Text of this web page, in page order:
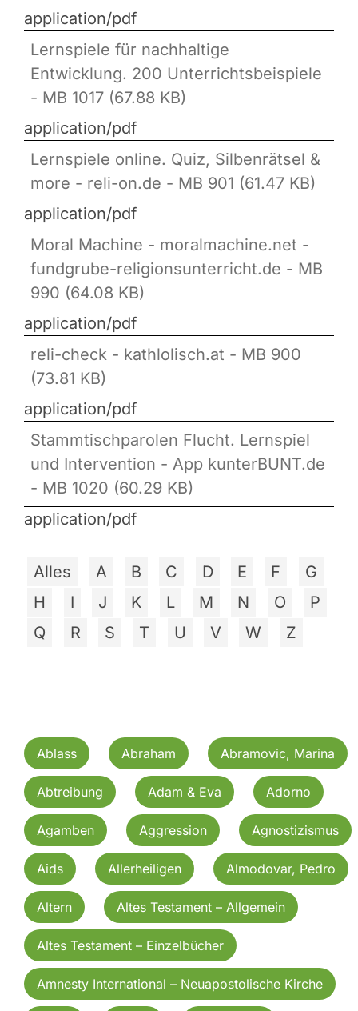
application/pdf
Lernspiele für nachhaltige
Entwicklung. 200 Unterrichtsbeispiele
- MB 1017 (67.88 KB)
application/pdf
Lernspiele online. Quiz, Silbenrätsel &
more - reli-on.de - MB 901 (61.47 KB)
application/pdf
Moral Machine - moralmachine.net -
fundgrube-religionsunterricht.de - MB
990 (64.08 KB)
application/pdf
reli-check - kathlolisch.at - MB 900
(73.81 KB)
application/pdf
Stammtischparolen Flucht. Lernspiel
und Intervention - App kunterBUNT.de
- MB 1020 (60.29 KB)
application/pdf
Alles A B C D E F
G
H
I J K L M N O
P
Q
R S T U V W Z
Ablass Abraham Abramovic, Marina
Abtreibung Adam & Eva Adorno
Agamben Aggression Agnostizismus
Aids Allerheiligen Almodovar, Pedro
Altern Altes Testament – Allgemein
Altes Testament – Einzelbücher
Amnesty International – Neuapostolische Kirche